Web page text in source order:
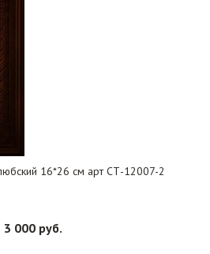
16*26 см арт СТ-12007-2
3 000 руб.